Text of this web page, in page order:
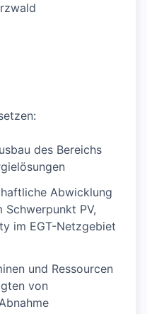
des Bereichs
Abwicklung
PV,
im EGT-Netzgebiet
und Ressourcen
von